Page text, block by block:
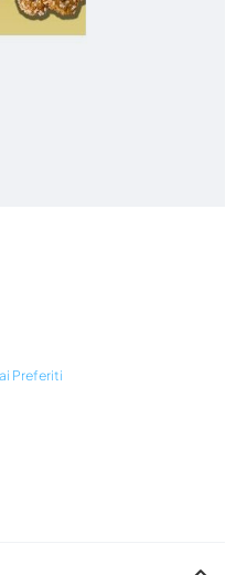
Preferiti